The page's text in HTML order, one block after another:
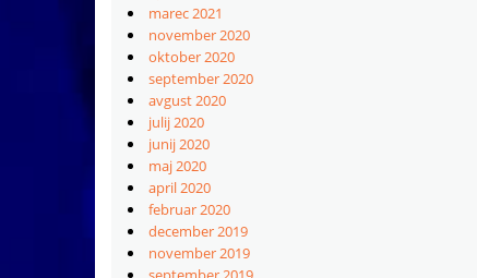
marec 2021
november 2020
oktober 2020
september 2020
avgust 2020
julij 2020
junij 2020
maj 2020
april 2020
februar 2020
december 2019
november 2019